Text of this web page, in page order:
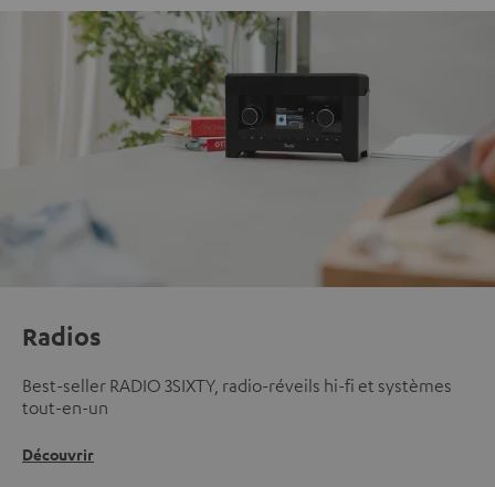
Radios
Best-seller RADIO 3SIXTY, radio-réveils hi-fi et systèmes
tout-en-un
Découvrir